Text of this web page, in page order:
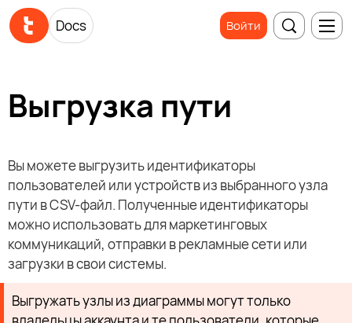
Docs Войти
Выгрузка пути
Вы можете выгрузить идентификаторы
пользователей или устройств из выбранного узла
пути в CSV-файл. Полученные идентификаторы
можно использовать для маркетинговых
коммуникаций, отправки в рекламные сети или
загрузки в свои системы.
Выгружать узлы из диаграммы могут только